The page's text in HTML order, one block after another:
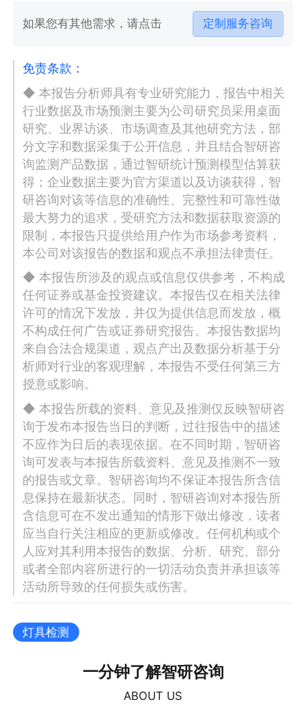
如果您有其他需求，请点击 定制服务咨询
免责条款：
◆ 本报告分析师具有专业研究能力，报告中相关
行业数据及市场预测主要为公司研究员采用桌面
研究、业界访谈、市场调查及其他研究方法，部
分文字和数据采集于公开信息，并且结合智研咨
询监测产品数据，通过智研统计预测模型估算获
得；企业数据主要为官方渠道以及访谈获得，智
研咨询对该等信息的准确性、完整性和可靠性做
最大努力的追求，受研究方法和数据获取资源的
限制，本报告只提供给用户作为市场参考资料，
本公司对该报告的数据和观点不承担法律责任。
◆ 本报告所涉及的观点或信息仅供参考，不构成
任何证券或基金投资建议。本报告仅在相关法律
许可的情况下发放，并仅为提供信息而发放，概
不构成任何广告或证券研究报告。本报告数据均
来自合法合规渠道，观点产出及数据分析基于分
析师对行业的客观理解，本报告不受任何第三方
授意或影响。
◆ 本报告所载的资料、意见及推测仅反映智研咨
询于发布本报告当日的判断，过往报告中的描述
不应作为日后的表现依据。在不同时期，智研咨
询可发表与本报告所载资料、意见及推测不一致
的报告或文章。智研咨询均不保证本报告所含信
息保持在最新状态。同时，智研咨询对本报告所
含信息可在不发出通知的情形下做出修改，读者
应当自行关注相应的更新或修改。任何机构或个
人应对其利用本报告的数据、分析、研究、部分
或者全部内容所进行的一切活动负责并承担该等
活动所导致的任何损失或伤害。
灯具检测
一分钟了解智研咨询
ABOUT US